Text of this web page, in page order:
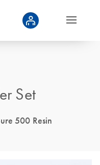
Set
500 Resin